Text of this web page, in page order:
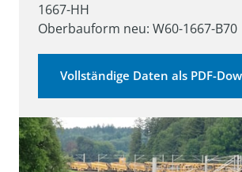
1667-HH
Oberbauform neu: W60-1667-B70
Vollständige Daten als PDF-